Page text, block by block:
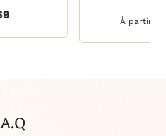
DETAILS
À partir de